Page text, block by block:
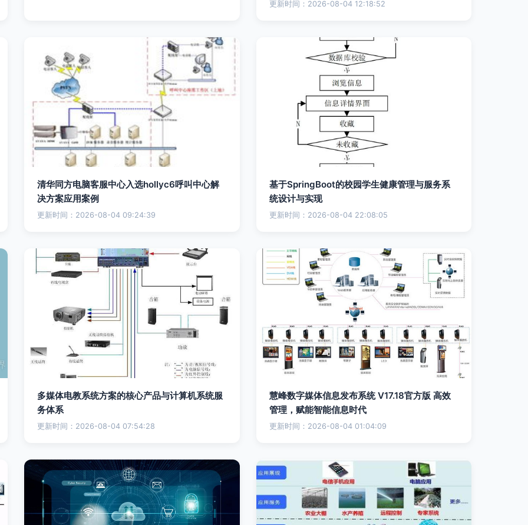
更新时间：2026-08-04 12:18:52
清华同方电脑客服中心入选hollyc6呼叫中心解
决方案应用案例
更新时间：2026-08-04 09:24:39
基于SpringBoot的校园学生健康管理与服务系
统设计与实现
更新时间：2026-08-04 22:08:05
多媒体电教系统方案的核心产品与计算机系统服
务体系
更新时间：2026-08-04 07:54:28
慧峰数字媒体信息发布系统 V17.18官方版 高效
管理，赋能智能信息时代
更新时间：2026-08-04 01:04:09